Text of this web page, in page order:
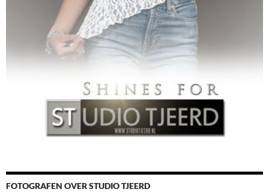
FOTOGRAFEN OVER STUDIO TJEERD